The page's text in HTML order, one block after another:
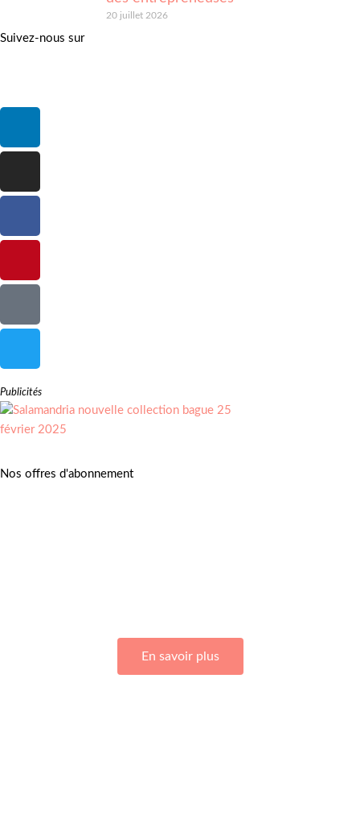
20 juillet 2026
Suivez-nous sur
Publicités
Nos offres d'abonnement
En savoir plus